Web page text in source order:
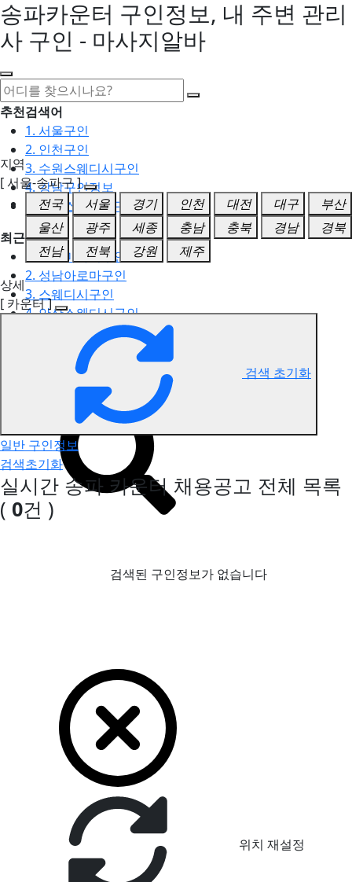
송파카운터 구인정보, 내 주변 관리
사 구인 - 마사지알바
추천검색어
1. 서울구인
2. 인천구인
3. 수원스웨디시구인
4. 강남구인정보
5. 동탄스웨디시구인
최근검색어
1. 일산마사지구인
2. 성남아로마구인
3. 스웨디시구인
4. 안산스웨디시구인
5. 아로마구인
송파 카운터 구인정보
지역
[ 서울-송파구 ]
전국
서울 경기 인천 대전 대구
부산
울산
광주 세종 충남 충북 경남
경북
전남
전북 강원
제주
상세
[ 카운터 ]
검색 초기화
일반 구인정보
검색초기화
실시간 송파 카운터 채용공고 전체 목록
( 0건 )
검색된 구인정보가 없습니다
위치 재설정